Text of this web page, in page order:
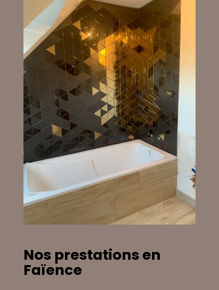
Nos prestations en
Faïence